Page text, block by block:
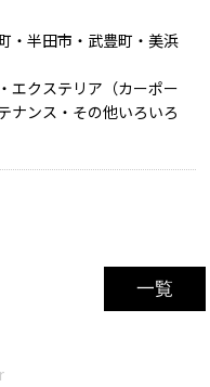
・半田市・武豊町・美浜
エクステリア（カーポー
ナンス・その他いろいろ
一覧